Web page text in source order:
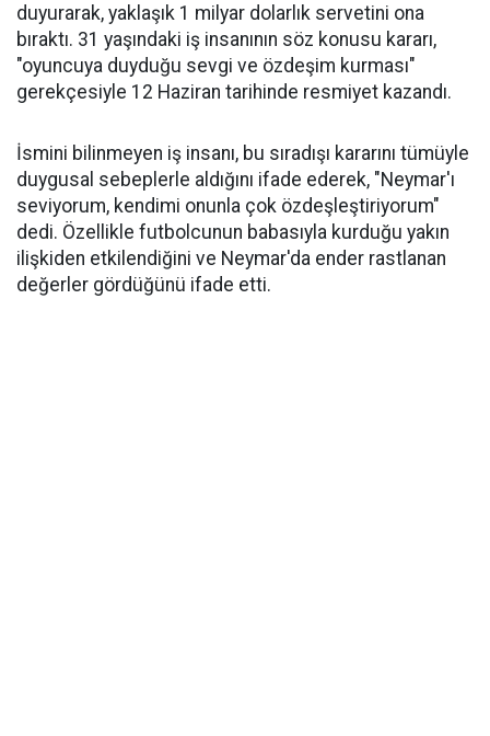
duyurarak, yaklaşık 1 milyar dolarlık servetini ona
bıraktı. 31 yaşındaki iş insanının söz konusu kararı,
"oyuncuya duyduğu sevgi ve özdeşim kurması"
gerekçesiyle 12 Haziran tarihinde resmiyet kazandı.
İsmini bilinmeyen iş insanı, bu sıradışı kararını tümüyle
duygusal sebeplerle aldığını ifade ederek, "Neymar'ı
seviyorum, kendimi onunla çok özdeşleştiriyorum"
dedi. Özellikle futbolcunun babasıyla kurduğu yakın
ilişkiden etkilendiğini ve Neymar'da ender rastlanan
değerler gördüğünü ifade etti.